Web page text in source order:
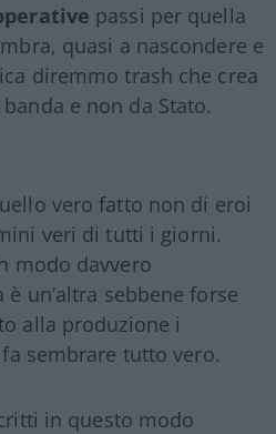
passi per quella
quasi a nascondere e
diremmo trash che crea
e non da Stato.
vero fatto non di eroi
veri di tutti i giorni.
modo davvero
un’altra sebbene forse
alla produzione i
sembrare tutto vero.
in questo modo